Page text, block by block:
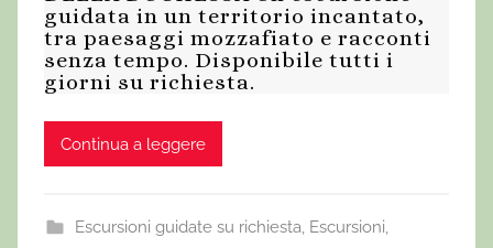
guidata in un territorio incantato,
tra paesaggi mozzafiato e racconti
senza tempo. Disponibile tutti i
giorni su richiesta.
Continua a leggere
Escursioni guidate su richiesta, Escursioni,